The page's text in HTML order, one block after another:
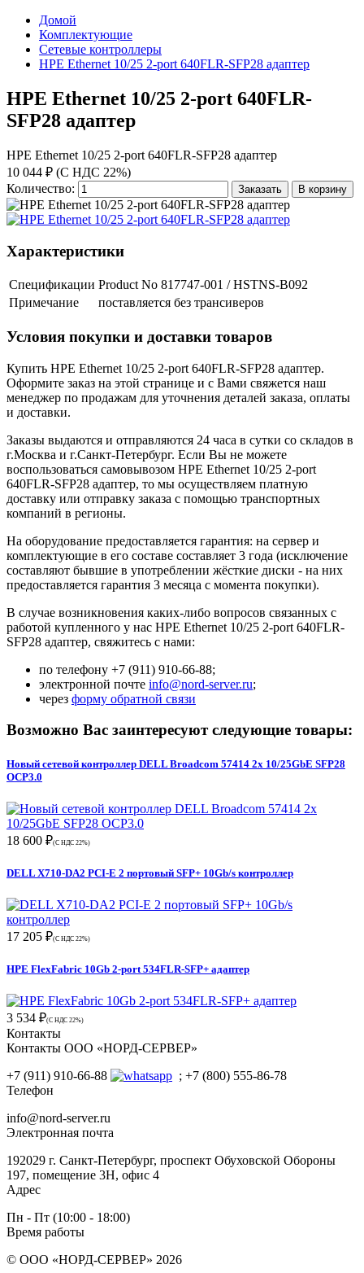
Домой
Комплектующие
Сетевые контроллеры
HPE Ethernet 10/25 2-port 640FLR-SFP28 адаптер
HPE Ethernet 10/25 2-port 640FLR-
SFP28 адаптер
HPE Ethernet 10/25 2-port 640FLR-SFP28 адаптер
10 044 ₽ (С НДС 22%)
Количество:
Заказать В корзину
Характеристики
Спецификации Product No 817747-001 / HSTNS-B092
Примечание
поставляется без трансиверов
Условия покупки и доставки товаров
Купить HPE Ethernet 10/25 2-port 640FLR-SFP28 адаптер.
Оформите заказ на этой странице и с Вами свяжется наш
менеджер по продажам для уточнения деталей заказа, оплаты
и доставки.
Заказы выдаются и отправляются 24 часа в сутки со складов в
г.Москва и г.Санкт-Петербург. Если Вы не можете
воспользоваться самовывозом HPE Ethernet 10/25 2-port
640FLR-SFP28 адаптер, то мы осуществляем платную
доставку или отправку заказа с помощью транспортных
компаний в регионы.
На оборудование предоставляется гарантия: на сервер и
комплектующие в его составе составляет 3 года (исключение
составляют бывшие в употреблении жёсткие диски - на них
предоставляется гарантия 3 месяца с момента покупки).
В случае возникновения каких-либо вопросов связанных с
работой купленного у нас HPE Ethernet 10/25 2-port 640FLR-
SFP28 адаптер, свяжитесь с нами:
по телефону +7 (911) 910-66-88;
электронной почте info@nord-server.ru;
через форму обратной связи
Возможно Вас заинтересуют следующие товары:
Новый сетевой контроллер DELL Broadcom 57414 2x 10/25GbE SFP28
OCP3.0
18 600 ₽(С НДС 22%)
DELL X710-DA2 PCI-E 2 портовый SFP+ 10Gb/s контроллер
17 205 ₽(С НДС 22%)
HPE FlexFabric 10Gb 2-port 534FLR-SFP+ адаптер
3 534 ₽(С НДС 22%)
Контакты
Контакты ООО «НОРД-СЕРВЕР»
+7 (911) 910-66-88
; +7 (800) 555-86-78
Телефон
info@nord-server.ru
Электронная почта
192029 г. Санкт-Петербург, проспект Обуховской Обороны
197, помещение 3Н, офис 4
Адрес
Пн - Пт (10:00 - 18:00)
Время работы
© ООО «НОРД-СЕРВЕР» 2026